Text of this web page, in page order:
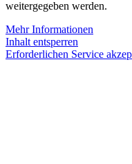
weitergegeben werden.
Mehr Informationen
Inhalt entsperren
Erforderlichen Service